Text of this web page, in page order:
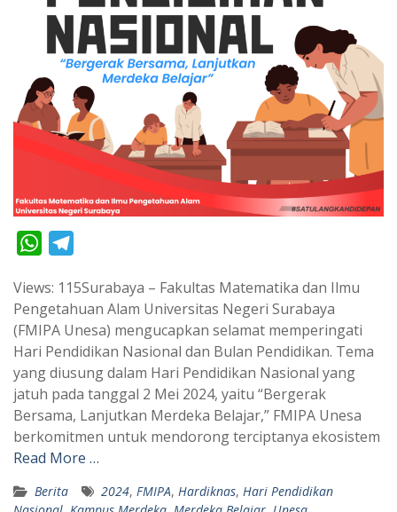
W
a
t
s
A
p
p
l
e
g
r
a
m
Views: 115Surabaya – Fakultas Matematika dan Ilmu
Pengetahuan Alam Universitas Negeri Surabaya
(FMIPA Unesa) mengucapkan selamat memperingati
Hari Pendidikan Nasional dan Bulan Pendidikan. Tema
yang diusung dalam Hari Pendidikan Nasional yang
jatuh pada tanggal 2 Mei 2024, yaitu “Bergerak
Bersama, Lanjutkan Merdeka Belajar,” FMIPA Unesa
berkomitmen untuk mendorong terciptanya ekosistem
Read More …
Berita 2024, FMIPA, Hardiknas, Hari Pendidikan